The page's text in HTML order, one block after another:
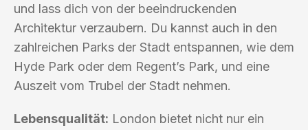
und lass dich von der beeindruckenden
Architektur verzaubern. Du kannst auch in den
zahlreichen Parks der Stadt entspannen, wie dem
Hyde Park oder dem Regent’s Park, und eine
Auszeit vom Trubel der Stadt nehmen.
Lebensqualität: London bietet nicht nur ein